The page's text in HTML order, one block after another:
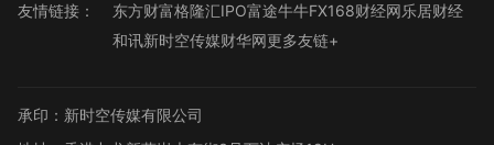
友情链接： 东方财富格隆汇IPO富途牛牛FX168财经网乐居财经
和讯新时空传媒财华网更多友链+
承印：新时空传媒有限公司